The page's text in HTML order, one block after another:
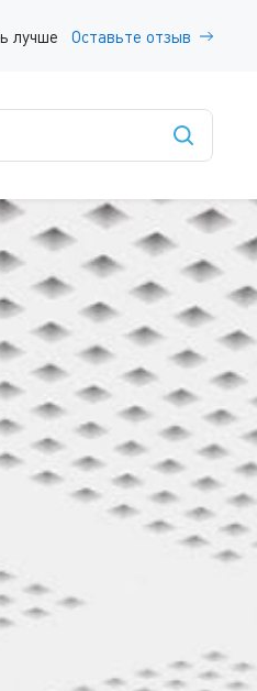
лучше Оставьте отзыв